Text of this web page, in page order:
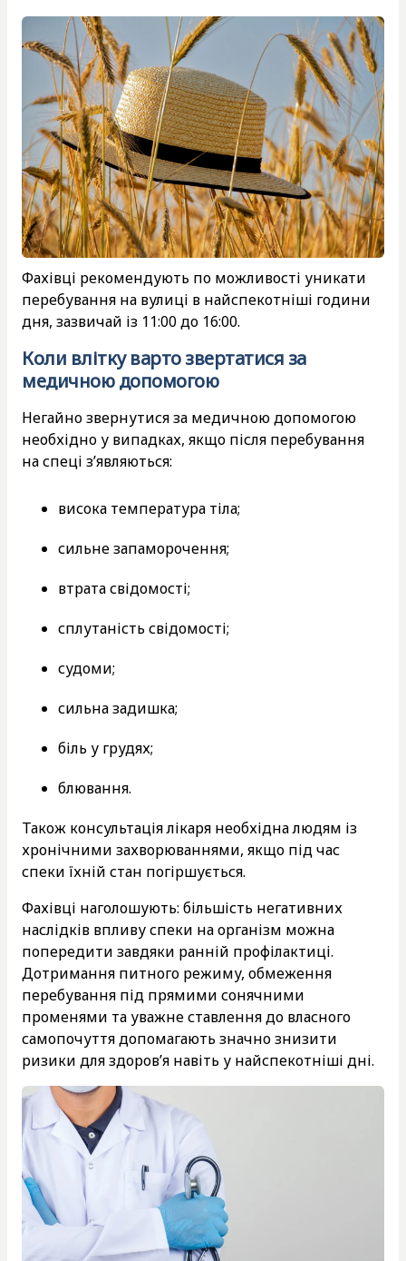
Фахівці рекомендують по можливості уникати
перебування на вулиці в найспекотніші години
дня, зазвичай із 11:00 до 16:00.
Коли влітку варто звертатися за
медичною допомогою
Негайно звернутися за медичною допомогою
необхідно у випадках, якщо після перебування
на спеці з’являються:
висока температура тіла;
сильне запаморочення;
втрата свідомості;
сплутаність свідомості;
судоми;
сильна задишка;
біль у грудях;
блювання.
Також консультація лікаря необхідна людям із
хронічними захворюваннями, якщо під час
спеки їхній стан погіршується.
Фахівці наголошують: більшість негативних
наслідків впливу спеки на організм можна
попередити завдяки ранній профілактиці.
Дотримання питного режиму, обмеження
перебування під прямими сонячними
променями та уважне ставлення до власного
самопочуття допомагають значно знизити
ризики для здоров’я навіть у найспекотніші дні.